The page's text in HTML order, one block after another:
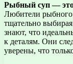
Рыбный суп — это
Любители рыбного
тщательно
знают, что
к деталям. Они
уверены, что